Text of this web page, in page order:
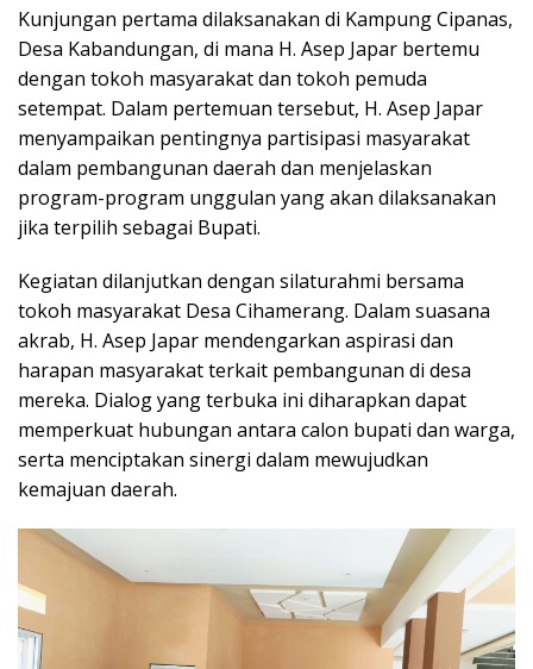
Kunjungan pertama dilaksanakan di Kampung Cipanas,
Desa Kabandungan, di mana H. Asep Japar bertemu
dengan tokoh masyarakat dan tokoh pemuda
setempat. Dalam pertemuan tersebut, H. Asep Japar
menyampaikan pentingnya partisipasi masyarakat
dalam pembangunan daerah dan menjelaskan
program-program unggulan yang akan dilaksanakan
jika terpilih sebagai Bupati.
Kegiatan dilanjutkan dengan silaturahmi bersama
tokoh masyarakat Desa Cihamerang. Dalam suasana
akrab, H. Asep Japar mendengarkan aspirasi dan
harapan masyarakat terkait pembangunan di desa
mereka. Dialog yang terbuka ini diharapkan dapat
memperkuat hubungan antara calon bupati dan warga,
serta menciptakan sinergi dalam mewujudkan
kemajuan daerah.